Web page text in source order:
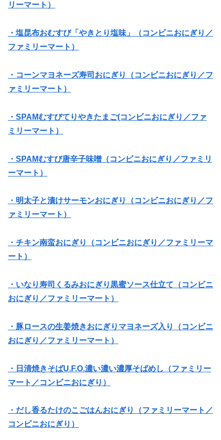
リーマート）
・塩昆布おむすび「やきとり塩味」（コンビニおにぎり／
ファミリーマート）
・コーンマヨネーズ寿司おにぎり（コンビニおにぎり／フ
ァミリーマート）
・SPAMむすびてりやきたまご(コンビニおにぎり／ファ
ミリーマート）
・SPAMむすび唐辛子味噌（コンビニおにぎり／ファミリ
ーマート）
・明太子と漬けサーモンおにぎり（コンビニおにぎり／フ
ァミリーマート）
・チキン南蛮おにぎり（コンビニおにぎり／ファミリーマ
ート）
・いなり寿司くるみおにぎり黒蜜ソース仕立て（コンビニ
おにぎり／ファミリーマート）
・豚ロースの生姜焼きおにぎりマヨネーズ入り（コンビニ
おにぎり／ファミリーマート）
・日清焼きそばU.F.O.濃い濃い濃厚そばめし（ファミリー
マート／コンビニおにぎり）
・だし香るたけのこごはんおにぎり（ファミリーマート／
コンビニおにぎり）